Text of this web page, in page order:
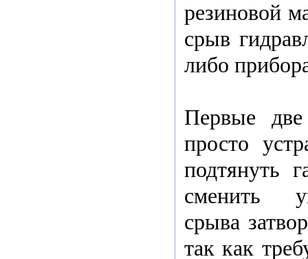
резиновой
срыв
либо
Первые две
просто
подтянуть
сменить
срыва
так как